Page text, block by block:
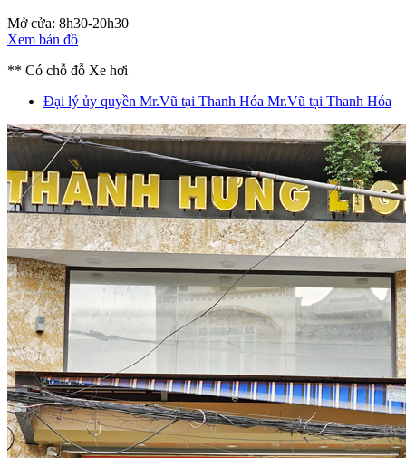
Mở cửa: 8h30-20h30
Xem bản đồ
** Có chỗ đỗ Xe hơi
Đại lý ủy quyền Mr.Vũ tại Thanh Hóa Mr.Vũ tại Thanh Hóa